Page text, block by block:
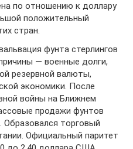
по отношению к доллару
положительный
стран.
фунта стерлингов
— военные долги,
резервной валюты,
экономики. После
войны на Ближнем
продажи фунтов
Образовался торговый
Официальный паритет